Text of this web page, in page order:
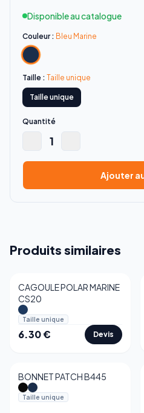
Disponible au catalogue
Couleur : Bleu Marine
Taille : Taille unique
Taille unique
Quantité
1
Ajouter
Produits similaires
Best-seller
CAGOULE POLAR MARINE
CS20
Taille unique
6.30€ Devis
BONNET PATCH B445
Taille unique